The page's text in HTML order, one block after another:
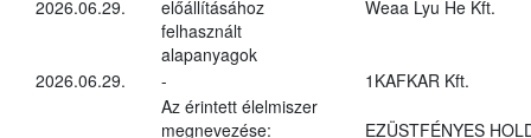
2026.06.29.
előállításához
felhasznált
alapanyagok
Weaa Lyu He Kft.
2026.06.29. - 1KAFKAR Kft.
Az érintett élelmiszer
megnevezése:
EZÜSTFÉNYES